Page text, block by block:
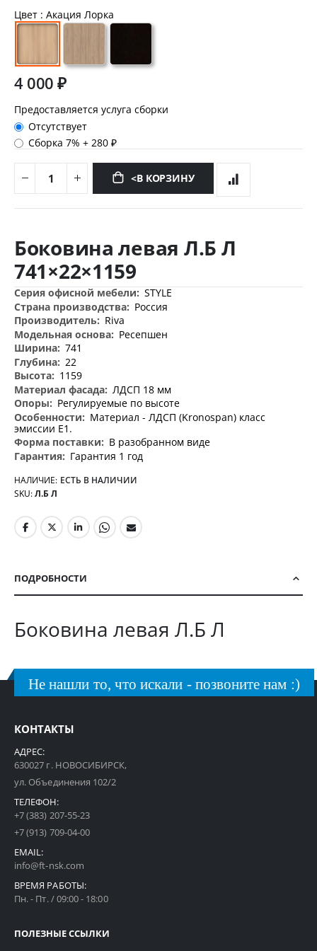
Цвет : Акация Лорка
4 000 ₽
Предоставляется услуга сборки
Отсутствует
Сборка 7%+280 ₽
<В КОРЗИНУ
началу
изображений
Боковина левая Л.Б Л
741×22×1159
Дополнительная
информация
STYLE
Россия
Riva
Ресепшен
741
22
1159
ЛДСП 18 мм
Регулируемые по высоте
Материал - ЛДСП (Kronospan) класс
эмиссии Е1.
В разобранном виде
Гарантия 1 год
НАЛИЧИЕ: ЕСТЬ В НАЛИЧИИ
SKU Л.Б Л
ПОДРОБНОСТИ
Боковина левая Л.Б Л
Не нашли то, что искали - позвоните нам :)
КОНТАКТЫ
АДРЕС:
630027 г. НОВОСИБИРСК,
ул. Объединения 102/2
ТЕЛЕФОН:
+7 (383) 207-55-23
+7 (913) 709-04-00
EMAIL:
info@ft-nsk.com
ВРЕМЯ РАБОТЫ:
Пн. - Пт. / 09:00 - 18:00
ПОЛЕЗНЫЕ ССЫЛКИ